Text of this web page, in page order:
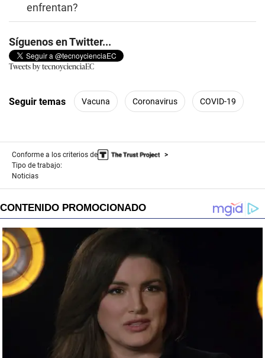
enfrentan?
Síguenos en Twitter...
Tweets by tecnoycienciaEC
Seguir temas Vacuna Coronavirus COVID-19
Conforme a los criterios de
Tipo de trabajo:
Noticias